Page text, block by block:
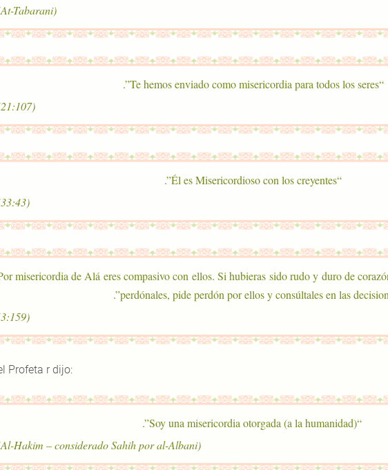
(At-Tabarani)
“Te hemos enviado como misericordia para todos los seres”.
(21:107)
“Él es Misericordioso con los creyentes”.
(33:43)
misericordia de Alá eres compasivo con ellos. Si hubieras sido rudo y duro de
perdónales, pide perdón por ellos y consúltales en las
(3:159)
Profeta r dijo:
“Soy una misericordia otorgada (a la humanidad)”.
(Al-Hakim – considerado Sahih por al-Albani)